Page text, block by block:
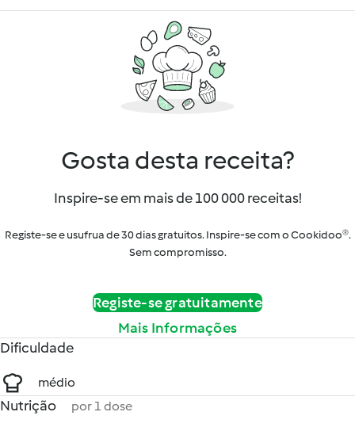
Gosta desta receita?
Inspire-se em mais de 100 000 receitas!
Registe-se e usufrua de 30 dias gratuitos. Inspire-se com o Cookidoo®.
Sem compromisso.
Registe-se gratuitamente
Mais Informações
Dificuldade
médio
Nutrição por 1 dose